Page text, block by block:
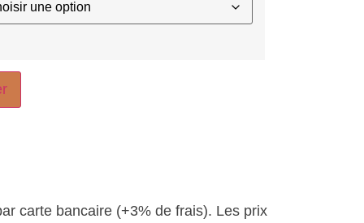
carte bancaire (+3% de frais). Les prix